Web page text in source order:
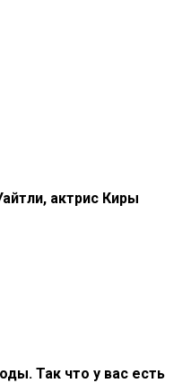
актрис Киры
Так что у вас есть